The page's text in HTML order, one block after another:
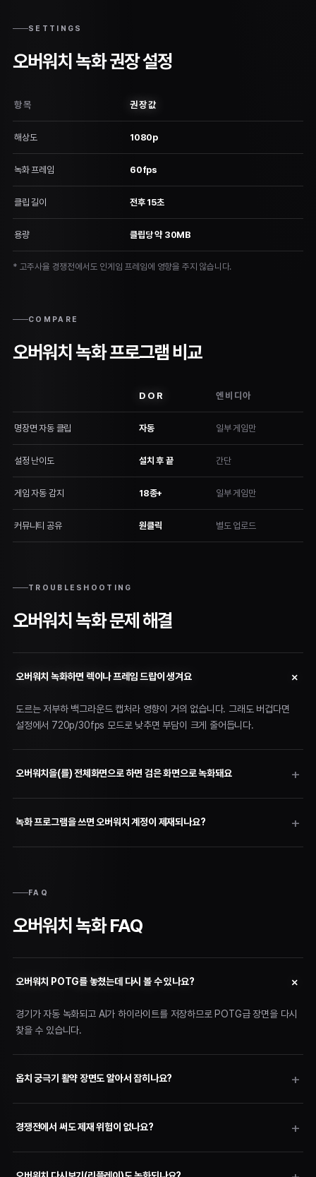
SETTINGS
오버워치 녹화 권장 설정
항목 권장값
해상도 1080p
녹화 프레임 60fps
클립 길이 전후 15초
용량 클립당 약 30MB
* 고주사율 경쟁전에서도 인게임 프레임에 영향을 주지 않습니다.
COMPARE
오버워치 녹화 프로그램 비교
DOR 엔비디아
명장면 자동 클립 자동 일부 게임만
설정 난이도 설치 후 끝 간단
게임 자동 감지 18종+ 일부 게임만
커뮤니티 공유 원클릭 별도 업로드
TROUBLESHOOTING
오버워치 녹화 문제 해결
오버워치 녹화하면 렉이나 프레임 드랍이 생겨요
도르는 저부하 백그라운드 캡처라 영향이 거의 없습니다. 그래도 버겁다면
설정에서 720p/30fps 모드로 낮추면 부담이 크게 줄어듭니다.
오버워치을(를) 전체화면으로 하면 검은 화면으로 녹화돼요
녹화 프로그램을 쓰면 오버워치 계정이 제재되나요?
FAQ
오버워치 녹화 FAQ
오버워치 POTG를 놓쳤는데 다시 볼 수 있나요?
경기가 자동 녹화되고 AI가 하이라이트를 저장하므로 POTG급 장면을 다시
찾을 수 있습니다.
옵치 궁극기 활약 장면도 알아서 잡히나요?
경쟁전에서 써도 제재 위험이 없나요?